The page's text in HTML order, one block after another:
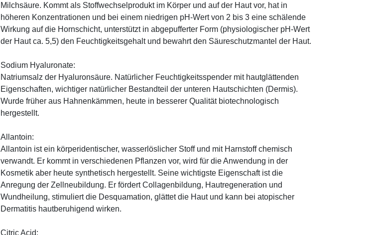
Milchsäure. Kommt als Stoffwechselprodukt im Körper und auf der Haut vor, hat in
höheren Konzentrationen und bei einem niedrigen pH-Wert von 2 bis 3 eine schälende
Wirkung auf die Hornschicht, unterstützt in abgepufferter Form (physiologischer pH-Wert
der Haut ca. 5,5) den Feuchtigkeitsgehalt und bewahrt den Säureschutzmantel der Haut.
Sodium Hyaluronate:
Natriumsalz der Hyaluronsäure. Natürlicher Feuchtigkeitsspender mit hautglättenden
Eigenschaften, wichtiger natürlicher Bestandteil der unteren Hautschichten (Dermis).
Wurde früher aus Hahnenkämmen, heute in besserer Qualität biotechnologisch
hergestellt.
Allantoin:
Allantoin ist ein körperidentischer, wasserlöslicher Stoff und mit Harnstoff chemisch
verwandt. Er kommt in verschiedenen Pflanzen vor, wird für die Anwendung in der
Kosmetik aber heute synthetisch hergestellt. Seine wichtigste Eigenschaft ist die
Anregung der Zellneubildung. Er fördert Collagenbildung, Hautregeneration und
Wundheilung, stimuliert die Desquamation, glättet die Haut und kann bei atopischer
Dermatitis hautberuhigend wirken.
Citric Acid: